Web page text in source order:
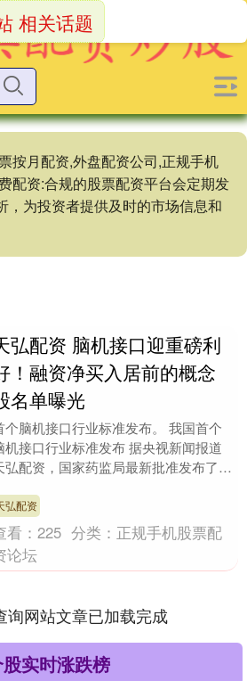
按月配资,外盘配资公司,正规手机
配资:合规的股票配资平台会定期发
，为投资者提供及时的市场信息和
相关话题
弘配资 脑机接口迎重磅利
！融资净买入居前的概念
名单曝光
个脑机接口行业标准发布。 我国首个
机接口行业标准发布 据央视新闻报道
弘配资，国家药监局最新批准发布了
器械行业标准。这....
弘配资
看：225 分类： 正规手机股票配
论坛
询网站文章已加载完成
实时涨跌榜